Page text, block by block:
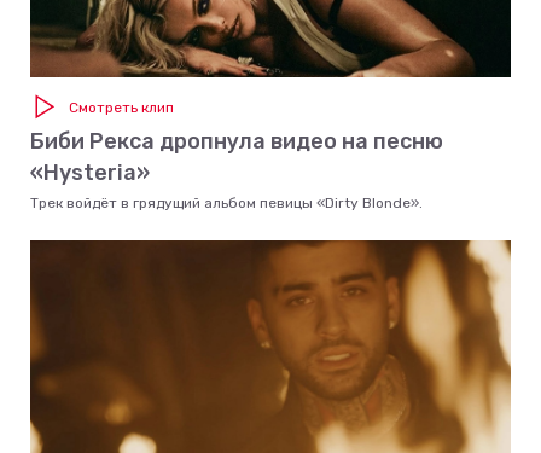
Смотреть клип
Биби Рекса дропнула видео на песню
«Hysteria»
Трек войдёт в грядущий альбом певицы «Dirty Blonde».